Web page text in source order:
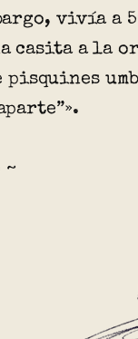
vivía a
casita a la
pisquines
~